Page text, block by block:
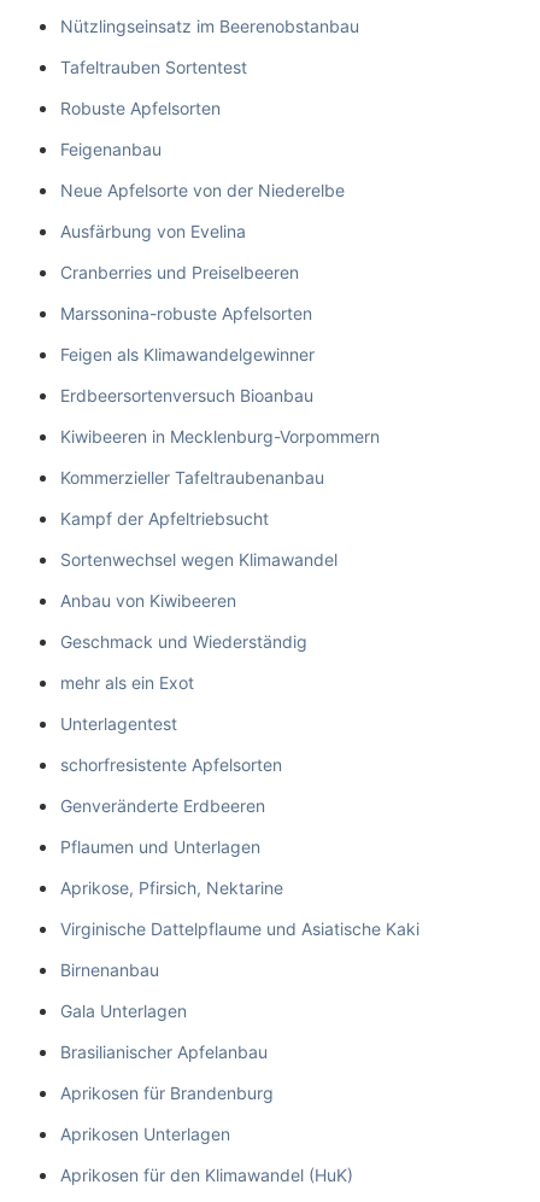
Nützlingseinsatz im Beerenobstanbau
Tafeltrauben Sortentest
Robuste Apfelsorten
Feigenanbau
Neue Apfelsorte von der Niederelbe
Ausfärbung von Evelina
Cranberries und Preiselbeeren
Marssonina-robuste Apfelsorten
Feigen als Klimawandelgewinner
Erdbeersortenversuch Bioanbau
Kiwibeeren in Mecklenburg-Vorpommern
Kommerzieller Tafeltraubenanbau
Kampf der Apfeltriebsucht
Sortenwechsel wegen Klimawandel
Anbau von Kiwibeeren
Geschmack und Wiederständig
mehr als ein Exot
Unterlagentest
schorfresistente Apfelsorten
Genveränderte Erdbeeren
Pflaumen und Unterlagen
Aprikose, Pfirsich, Nektarine
Virginische Dattelpflaume und Asiatische Kaki
Birnenanbau
Gala Unterlagen
Brasilianischer Apfelanbau
Aprikosen für Brandenburg
Aprikosen Unterlagen
Aprikosen für den Klimawandel (HuK)